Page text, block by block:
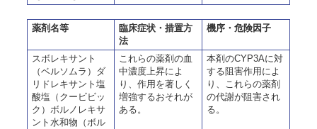
薬剤名等
臨床症状・措置方
法
機序・危険因子
スボレキサント
（ベルソムラ）ダ
リドレキサント塩
酸塩（クービビッ
ク）ボルノレキサ
ント水和物（ボル
これらの薬剤の血
中濃度上昇によ
り、作用を著しく
増強するおそれが
ある。
本剤のCYP3Aに対
する阻害作用によ
り、これらの薬剤
の代謝が阻害され
る。